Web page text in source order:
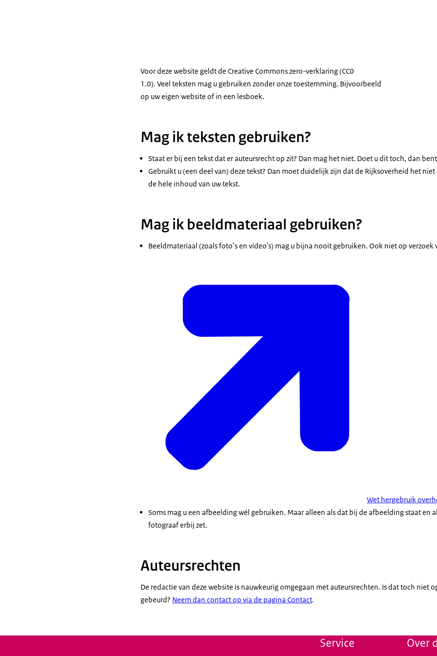
Voor deze website geldt de Creative Commons zero-verklaring (CC0
1.0). Veel teksten mag u gebruiken zonder onze toestemming. Bijvoorbeeld
op uw eigen website of in een lesboek.
Mag ik teksten gebruiken?
Staat er bij een tekst dat er auteursrecht op zit? Dan mag het niet. Doet u dit toch, dan
Gebruikt u (een deel van) deze tekst? Dan moet duidelijk zijn dat de Rijksoverheid het
de hele inhoud van uw tekst.
Mag ik beeldmateriaal gebruiken?
Beeldmateriaal (zoals foto’s en video's) mag u bijna nooit gebruiken. Ook niet op verzoek
Wet hergebruik
Soms mag u een afbeelding wél gebruiken. Maar alleen als dat bij de afbeelding staat en
fotograaf erbij zet.
Auteursrechten
De redactie van deze website is nauwkeurig omgegaan met auteursrechten. Is dat toch niet
gebeurd? Neem dan contact op via de pagina Contact.
Service Over